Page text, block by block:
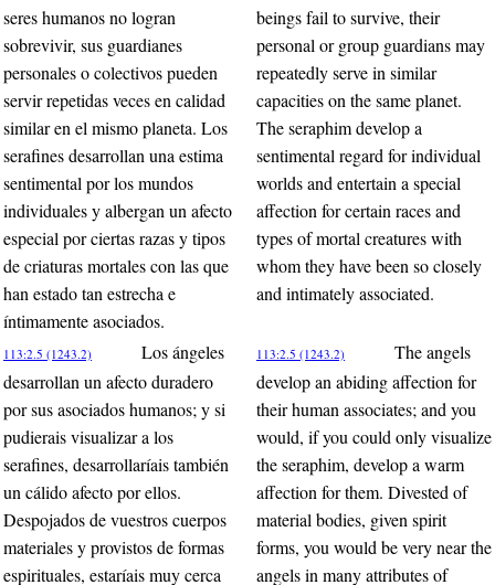
seres humanos no logran
sobrevivir, sus guardianes
personales o colectivos pueden
servir repetidas veces en calidad
similar en el mismo planeta. Los
serafines desarrollan una estima
sentimental por los mundos
individuales y albergan un afecto
especial por ciertas razas y tipos
de criaturas mortales con las que
han estado tan estrecha e
íntimamente asociados.
beings fail to survive, their
personal or group guardians may
repeatedly serve in similar
capacities on the same planet.
The seraphim develop a
sentimental regard for individual
worlds and entertain a special
affection for certain races and
types of mortal creatures with
whom they have been so closely
and intimately associated.
113:2.5 (1243.2)
Los ángeles
desarrollan un afecto duradero
por sus asociados humanos; y si
pudierais visualizar a los
serafines, desarrollaríais también
un cálido afecto por ellos.
Despojados de vuestros cuerpos
materiales y provistos de formas
espirituales, estaríais muy cerca
113:2.5 (1243.2)
The angels
develop an abiding affection for
their human associates; and you
would, if you could only visualize
the seraphim, develop a warm
affection for them. Divested of
material bodies, given spirit
forms, you would be very near the
angels in many attributes of